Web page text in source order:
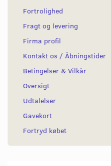
Fortrolighed
Fragt og levering
Firma profil
Kontakt os / Åbningstider
Betingelser & Vilkår
Oversigt
Udtalelser
Gavekort
Fortryd købet